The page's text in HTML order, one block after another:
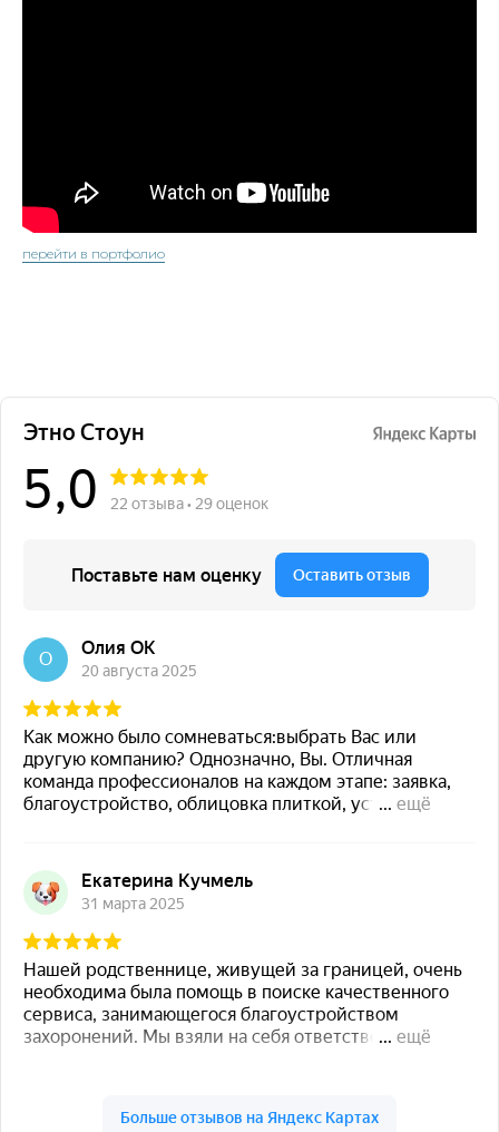
перейти в портфолио